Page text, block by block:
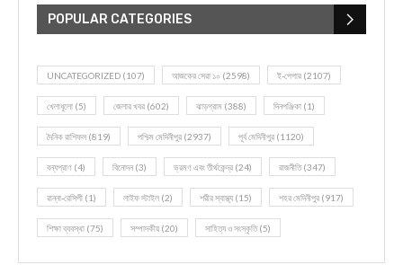
POPULAR CATEGORIES
UNCATEGORIZED (107) আজকের সেরা ১০ (2598) ই-পেপার (2107)
খেলাধূলো (5) জেলার খবর (602) ঝাড়গ্রাম (388) দিনপঞ্জিকা (1)
দৈনিক রাশিফল (819) পশ্চিম মেদিনীপুর (2937) পূর্ব মেদিনীপুর (1120)
বন্যপ্রাণ (4) বিনোদন(3) ভ্রমণ এবং তীর্থকেন্দ্র (24) রাজনীতি(347)
রান্না-রেসিপী (1) লাইফ স্টাইল (2) শরীর স্বাস্থ্য (15) শহর মেদিনীপুর (917)
শিক্ষা ব্যবস্থা (75) সম্পাদকীয় (20) সাহিত্য ও সংস্কৃতি(5)